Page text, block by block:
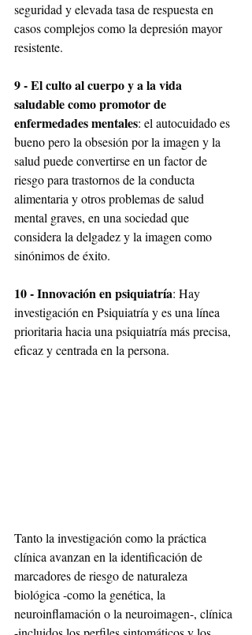
seguridad y elevada tasa de respuesta en
casos complejos como la depresión mayor
resistente.
9 - El culto al cuerpo y a la vida
saludable como promotor de
enfermedades mentales: el autocuidado es
bueno pero la obsesión por la imagen y la
salud puede convertirse en un factor de
riesgo para trastornos de la conducta
alimentaria y otros problemas de salud
mental graves, en una sociedad que
considera la delgadez y la imagen como
sinónimos de éxito.
10 - Innovación en psiquiatría: Hay
investigación en Psiquiatría y es una línea
prioritaria hacia una psiquiatría más precisa,
eficaz y centrada en la persona.
Tanto la investigación como la práctica
clínica avanzan en la identificación de
marcadores de riesgo de naturaleza
biológica -como la genética, la
neuroinflamación o la neuroimagen-, clínica